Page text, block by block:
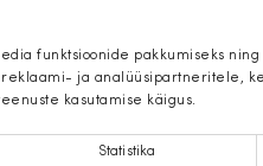
funktsioonide pakkumiseks
ja analüüsipartneritele,
kasutamise käigus.
Statistika